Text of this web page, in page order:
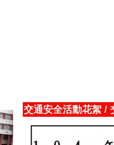
交通安全活動花絮 /